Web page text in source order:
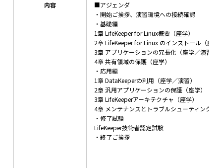
内容
■アジェンダ
・開始ご挨拶、演習環境への接続確認
・基礎編
1章 LifeKeeper for Linux概要（座学）
2章 LifeKeeper for Linux のインストール（座学
3章 アプリケーションの冗長化（座学／演習）
4章 共有領域の保護（座学）
・応用編
1章 DataKeeperの利用（座学／演習）
2章 汎用アプリケーションの保護（座学）
3章 LifeKeeperアーキテクチャ（座学）
4章 メンテナンスとトラブルシューティング（
・修了試験
LifeKeeper技術者認定試験
・終了ご挨拶